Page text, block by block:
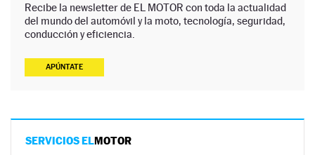
Recibe la newsletter de EL MOTOR con toda la actualidad
del mundo del automóvil y la moto, tecnología, seguridad,
conducción y eficiencia.
APÚNTATE
SERVICIOS ELMOTOR